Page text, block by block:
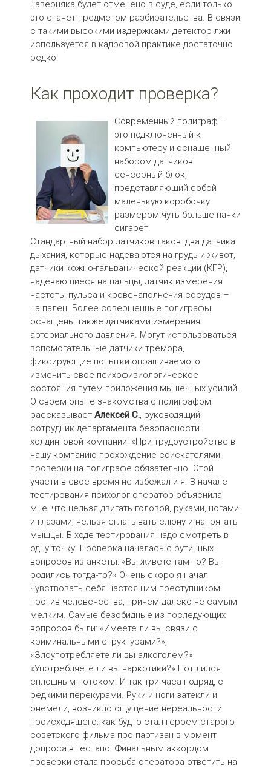
наверняка будет отменено в суде, если только
это станет предметом разбирательства. В связи
с такими высокими издержками детектор лжи
используется в кадровой практике достаточно
редко.
Как проходит проверка?
Современный полиграф –
это подключенный к
компьютеру и оснащенный
набором датчиков
сенсорный блок,
представляющий собой
маленькую коробочку
размером чуть больше пачки
сигарет.
Стандартный набор датчиков таков: два датчика
дыхания, которые надеваются на грудь и живот,
датчики кожно-гальванической реакции (КГР),
надевающиеся на пальцы, датчик измерения
частоты пульса и кровенаполнения сосудов –
на палец. Более совершенные полиграфы
оснащены также датчиками измерения
артериального давления. Могут использоваться
вспомогательные датчики тремора,
фиксирующие попытки опрашиваемого
изменить свое психофизиологическое
состояния путем приложения мышечных усилий.
О своем опыте знакомства с полиграфом
рассказывает Алексей С., руководящий
сотрудник департамента безопасности
холдинговой компании: «При трудоустройстве в
нашу компанию прохождение соискателями
проверки на полиграфе обязательно. Этой
участи в свое время не избежал и я. В начале
тестирования психолог-оператор объяснила
мне, что нельзя двигать головой, руками, ногами
и глазами, нельзя сглатывать слюну и напрягать
мышцы. В ходе тестирования надо смотреть в
одну точку. Проверка началась с рутинных
вопросов из анкеты: «Вы живете там-то? Вы
родились тогда-то?» Очень скоро я начал
чувствовать себя настоящим преступником
против человечества, причем далеко не самым
мелким. Самые безобидные из последующих
вопросов были: «Имеете ли вы связи с
криминальными структурами?»,
«Злоупотребляете ли вы алкоголем?»
«Употребляете ли вы наркотики?» Пот лился
сплошным потоком. И так три часа подряд, с
редкими перекурами. Руки и ноги затекли и
онемели, возникло ощущение нереальности
происходящего: как будто стал героем старого
советского фильма про партизан в момент
допроса в гестапо. Финальным аккордом
проверки стала просьба оператора ответить на